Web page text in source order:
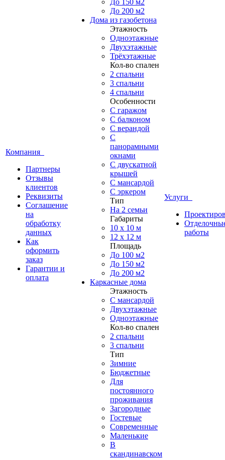
Компания
Партнеры
Отзывы
клиентов
Реквизиты
Соглашение
на
обработку
данных
Как
оформить
заказ
Гарантии и
оплата
До 150 м2
До 200 м2
Дома из газобетона
Этажность
Одноэтажные
Двухэтажные
Трёхэтажные
Кол-во спален
2 спальни
3 спальни
4 спальни
Особенности
С гаражом
С балконом
С верандой
С
панорамными
окнами
С двускатной
крышей
С мансардой
С эркером
Тип
На 2 семьи
Габариты
10 x 10 м
12 x 12 м
Площадь
До 100 м2
До 150 м2
До 200 м2
Каркасные дома
Этажность
С мансардой
Двухэтажные
Одноэтажные
Кол-во спален
2 спальни
3 спальни
Тип
Зимние
Бюджетные
Для
постоянного
проживания
Загородные
Гостевые
Современные
Маленькие
В
скандинавском
Услуги
работы